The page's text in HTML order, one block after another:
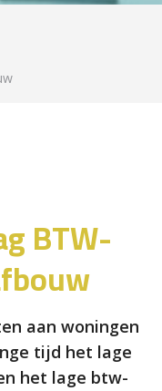
BTW-
aan woningen
tijd het lage
het lage btw-